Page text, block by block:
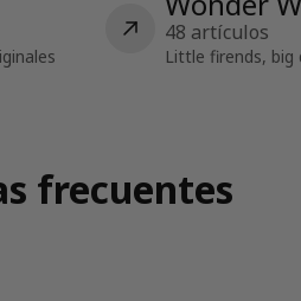
48 artículos
Little firends, big
frecuentes